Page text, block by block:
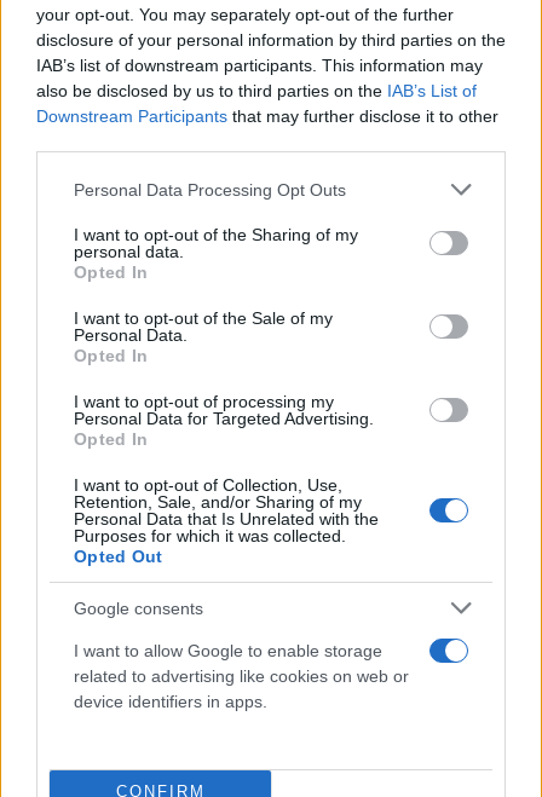
your opt-out. You may separately opt-out of the further
disclosure of your personal information by third parties on the
IAB’s list of downstream participants. This information may
also be disclosed by us to third parties on the IAB’s List of
Downstream Participants that may further disclose it to other
Please note that this website/app uses one or more Google
not limited to your visit or usage behaviour. You may click to
grant or deny consent to Google and its third-party tags to
use your data for below specified purposes in below Google
consent section.
Personal Data Processing Opt Outs
I want to opt-out of the Sharing of my
personal data.
Opted In
I want to opt-out of the Sale of my
Personal Data.
Opted In
I want to opt-out of processing my
Personal Data for Targeted Advertising.
Opted In
I want to opt-out of Collection, Use,
Retention, Sale, and/or Sharing of my
Personal Data that Is Unrelated with the
Purposes for which it was collected.
Opted Out
Google consents
I want to allow Google to enable storage
related to advertising like cookies on web or
device identifiers in apps.
CONFIRM
Ερωτηθείς για το αίτημα της κυβέρνησης για
υπογράμμισε ότι «όπως εμείς είμαστε